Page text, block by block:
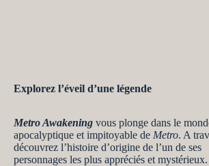
Explorez l’éveil d’une légende
Metro Awakening vous plonge dans le
apocalyptique et impitoyable de Metro. A
découvrez l’histoire d’origine de l’un de ses
personnages les plus appréciés et mystérieux.